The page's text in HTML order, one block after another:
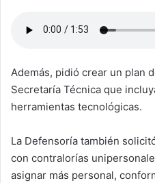
Además, pidió crear un plan
Secretaría Técnica que
herramientas tecnológicas.
La Defensoría también
con contralorías
asignar más personal,